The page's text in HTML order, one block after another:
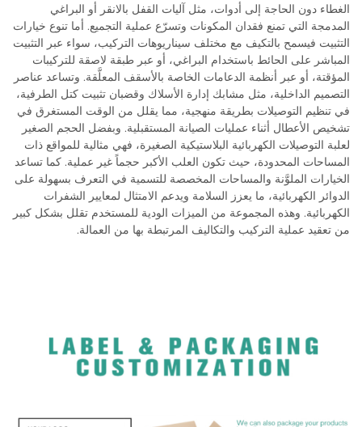
الغطاء دون الحاجة إلى أدوات، مثل آليات القفل بالانقر أو البراغي
المدمجة التي تمنع فقدان المكونات وتسرّع عملية التجميع. أما تنوع خيارات
التثبيت فيسمح بالتكيف مع مختلف سيناريوهات التركيب، سواء عبر التثبيت
المباشر على الحائط باستخدام البراغي، أو عبر طبقة لاصقة للتركيبات
المؤقتة، أو عبر أنظمة الدعامات الخاصة بالأسقف المعلَّقة. وتساعد عناصر
التصميم الداخلية، مثل مشابك إدارة الأسلاك وقضبان تثبيت كتل الطرفية،
في تنظيم التوصيلات بطريقة منهجية، مما يقلل من الوقت المستغرق في
تشخيص الأعطال أثناء عمليات الصيانة المستقبلية. وبفضل الحجم الصغير
لعلبة التوصيلات الكهربائية البلاستيكية الصغيرة، فهي مثالية للمواقع ذات
المساحات المحدودة، حيث تكون العلب الأكبر حجماً غير عملية. كما تساعد
الخيارات الملوَّنة والمساحات المخصصة للتسمية في التعرف بسهولة على
الدوائر الكهربائية، ما يعزز السلامة ويدعم الامتثال لمعايير الشفرات
الكهربائية. وهذه المجموعة من الميزات الودية للمستخدم تقلل بشكل كبير
من تعقيد عملية التركيب والتكاليف المرتبطة بها من العمالة.